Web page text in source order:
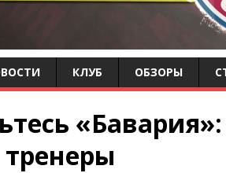
КЛУБ ОБЗОРЫ